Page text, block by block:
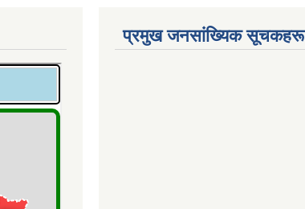
प्रमुख जनसांख्यिक सूचकहरू